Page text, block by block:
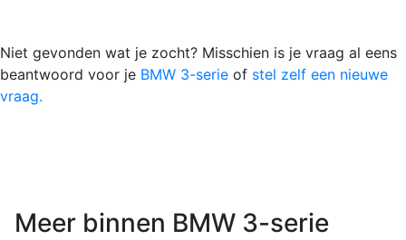
Niet gevonden wat je zocht? Misschien is je vraag al eens
beantwoord voor je BMW 3-serie of stel zelf een nieuwe
vraag.
Meer binnen BMW 3-serie